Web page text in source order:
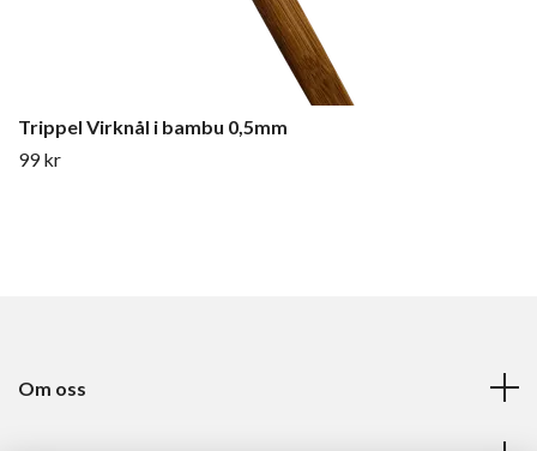
Trippel Virknål i bambu 0,5mm
99 kr
Om oss